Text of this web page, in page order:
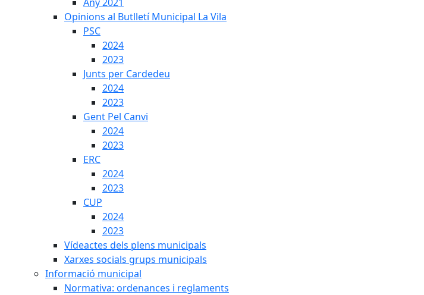
Opinions al Butlletí Municipal La Vila
PSC
2024
2023
Junts per Cardedeu
2024
2023
Gent Pel Canvi
2024
2023
ERC
2024
2023
CUP
2024
2023
Vídeactes dels plens municipals
Xarxes socials grups municipals
Informació municipal
Normativa: ordenances i reglaments